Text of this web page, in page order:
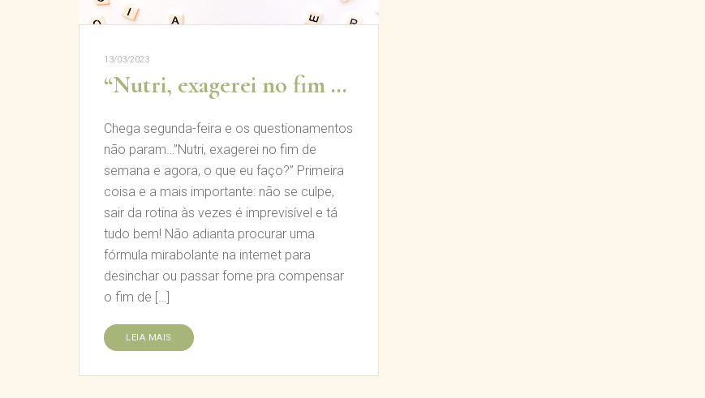
13/03/2023
“Nutri, exagerei no fim de semana e agora, o que eu faço?”
Chega segunda-feira e os questionamentos
não param…”Nutri, exagerei no fim de
semana e agora, o que eu faço?” Primeira
coisa e a mais importante: não se culpe,
sair da rotina às vezes é imprevisível e tá
tudo bem! Não adianta procurar uma
fórmula mirabolante na internet para
desinchar ou passar fome pra compensar
o fim de […]
LEIA MAIS